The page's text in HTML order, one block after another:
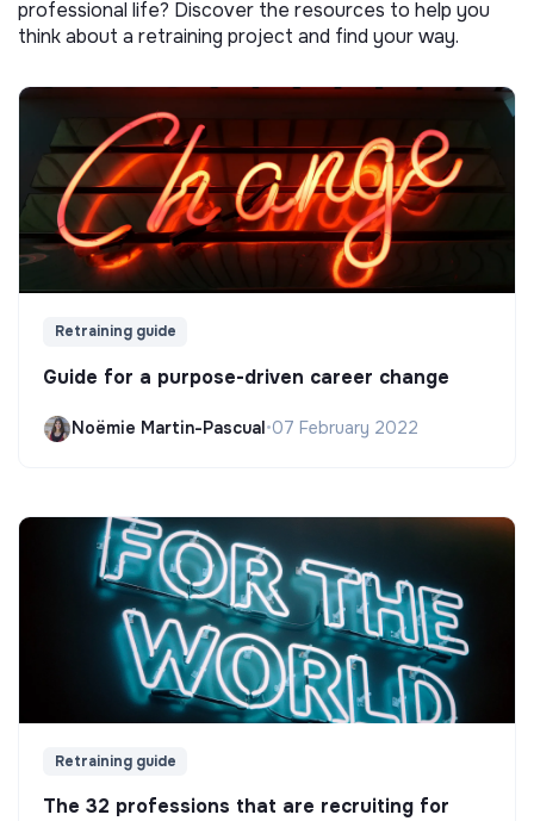
professional life? Discover the resources to help you
think about a retraining project and find your way.
Retraining guide
Guide for a purpose-driven career change
Noëmie Martin-Pascual•07 February 2022
Retraining guide
The 32 professions that are recruiting for